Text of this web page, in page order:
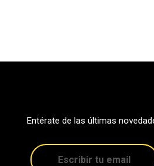
Entérate de las últimas